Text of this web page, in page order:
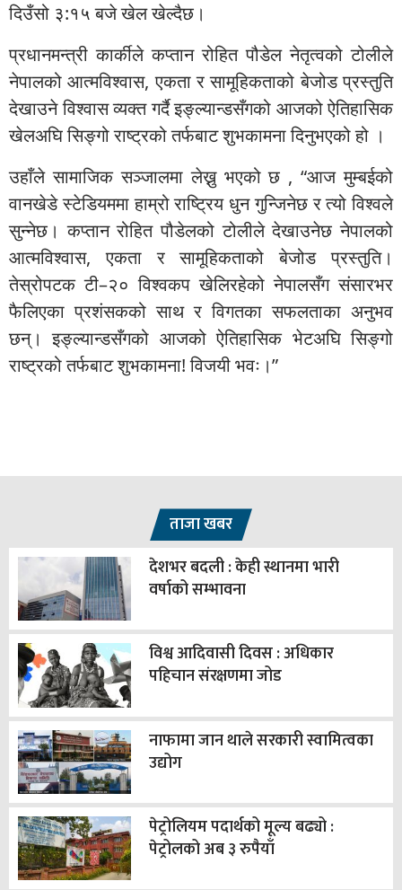
दिउँसो ३:१५ बजे खेल खेल्दैछ।
प्रधानमन्त्री कार्कीले कप्तान रोहित पौडेल नेतृत्वको टोलीले
नेपालको आत्मविश्वास, एकता र सामूहिकताको बेजोड प्रस्तुति
देखाउने विश्वास व्यक्त गर्दै इङ्ल्यान्डसँगको आजको ऐतिहासिक
खेलअघि सिङ्गो राष्ट्रको तर्फबाट शुभकामना दिनुभएको हो ।
उहाँले सामाजिक सञ्जालमा लेख्नु भएको छ , “आज मुम्बईको
वानखेडे स्टेडियममा हाम्रो राष्ट्रिय धुन गुन्जिनेछ र त्यो विश्वले
सुन्नेछ। कप्तान रोहित पौडेलको टोलीले देखाउनेछ नेपालको
आत्मविश्वास, एकता र सामूहिकताको बेजोड प्रस्तुति।
तेस्रोपटक टी–२० विश्वकप खेलिरहेको नेपालसँग संसारभर
फैलिएका प्रशंसकको साथ र विगतका सफलताका अनुभव
छन्। इङ्ल्यान्डसँगको आजको ऐतिहासिक भेटअघि सिङ्गो
राष्ट्रको तर्फबाट शुभकामना! विजयी भवः।”
ताजा खबर
देशभर बदली : केही स्थानमा भारी
वर्षाको सम्भावना
विश्व आदिवासी दिवस : अधिकार
पहिचान संरक्षणमा जोड
नाफामा जान थाले सरकारी स्वामित्वका
उद्योग
पेट्रोलियम पदार्थको मूल्य बढ्यो :
पेट्रोलको अब ३ रुपैयाँ